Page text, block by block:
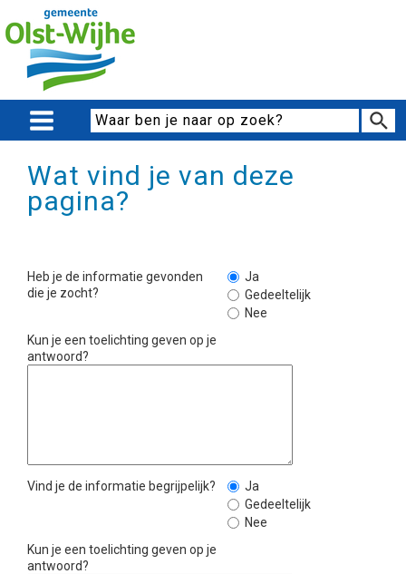
Wat vind je van deze
pagina?
Heb je de informatie gevonden
die je zocht?
Ja
Gedeeltelijk
Nee
Kun je een toelichting geven op je
antwoord?
Vind je de informatie begrijpelijk?
Ja
Gedeeltelijk
Nee
Kun je een toelichting geven op je
antwoord?